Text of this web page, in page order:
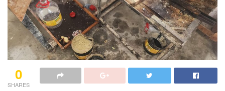
0
SHARES